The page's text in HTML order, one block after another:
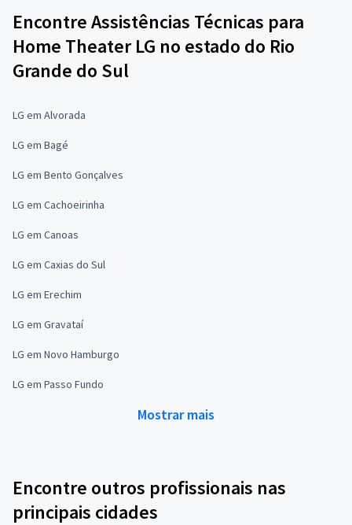
Encontre Assistências Técnicas para
Home Theater LG no estado do Rio
Grande do Sul
LG em Alvorada
LG em Bagé
LG em Bento Gonçalves
LG em Cachoeirinha
LG em Canoas
LG em Caxias do Sul
LG em Erechim
LG em Gravataí
LG em Novo Hamburgo
LG em Passo Fundo
Mostrar mais
Encontre outros profissionais nas
principais cidades